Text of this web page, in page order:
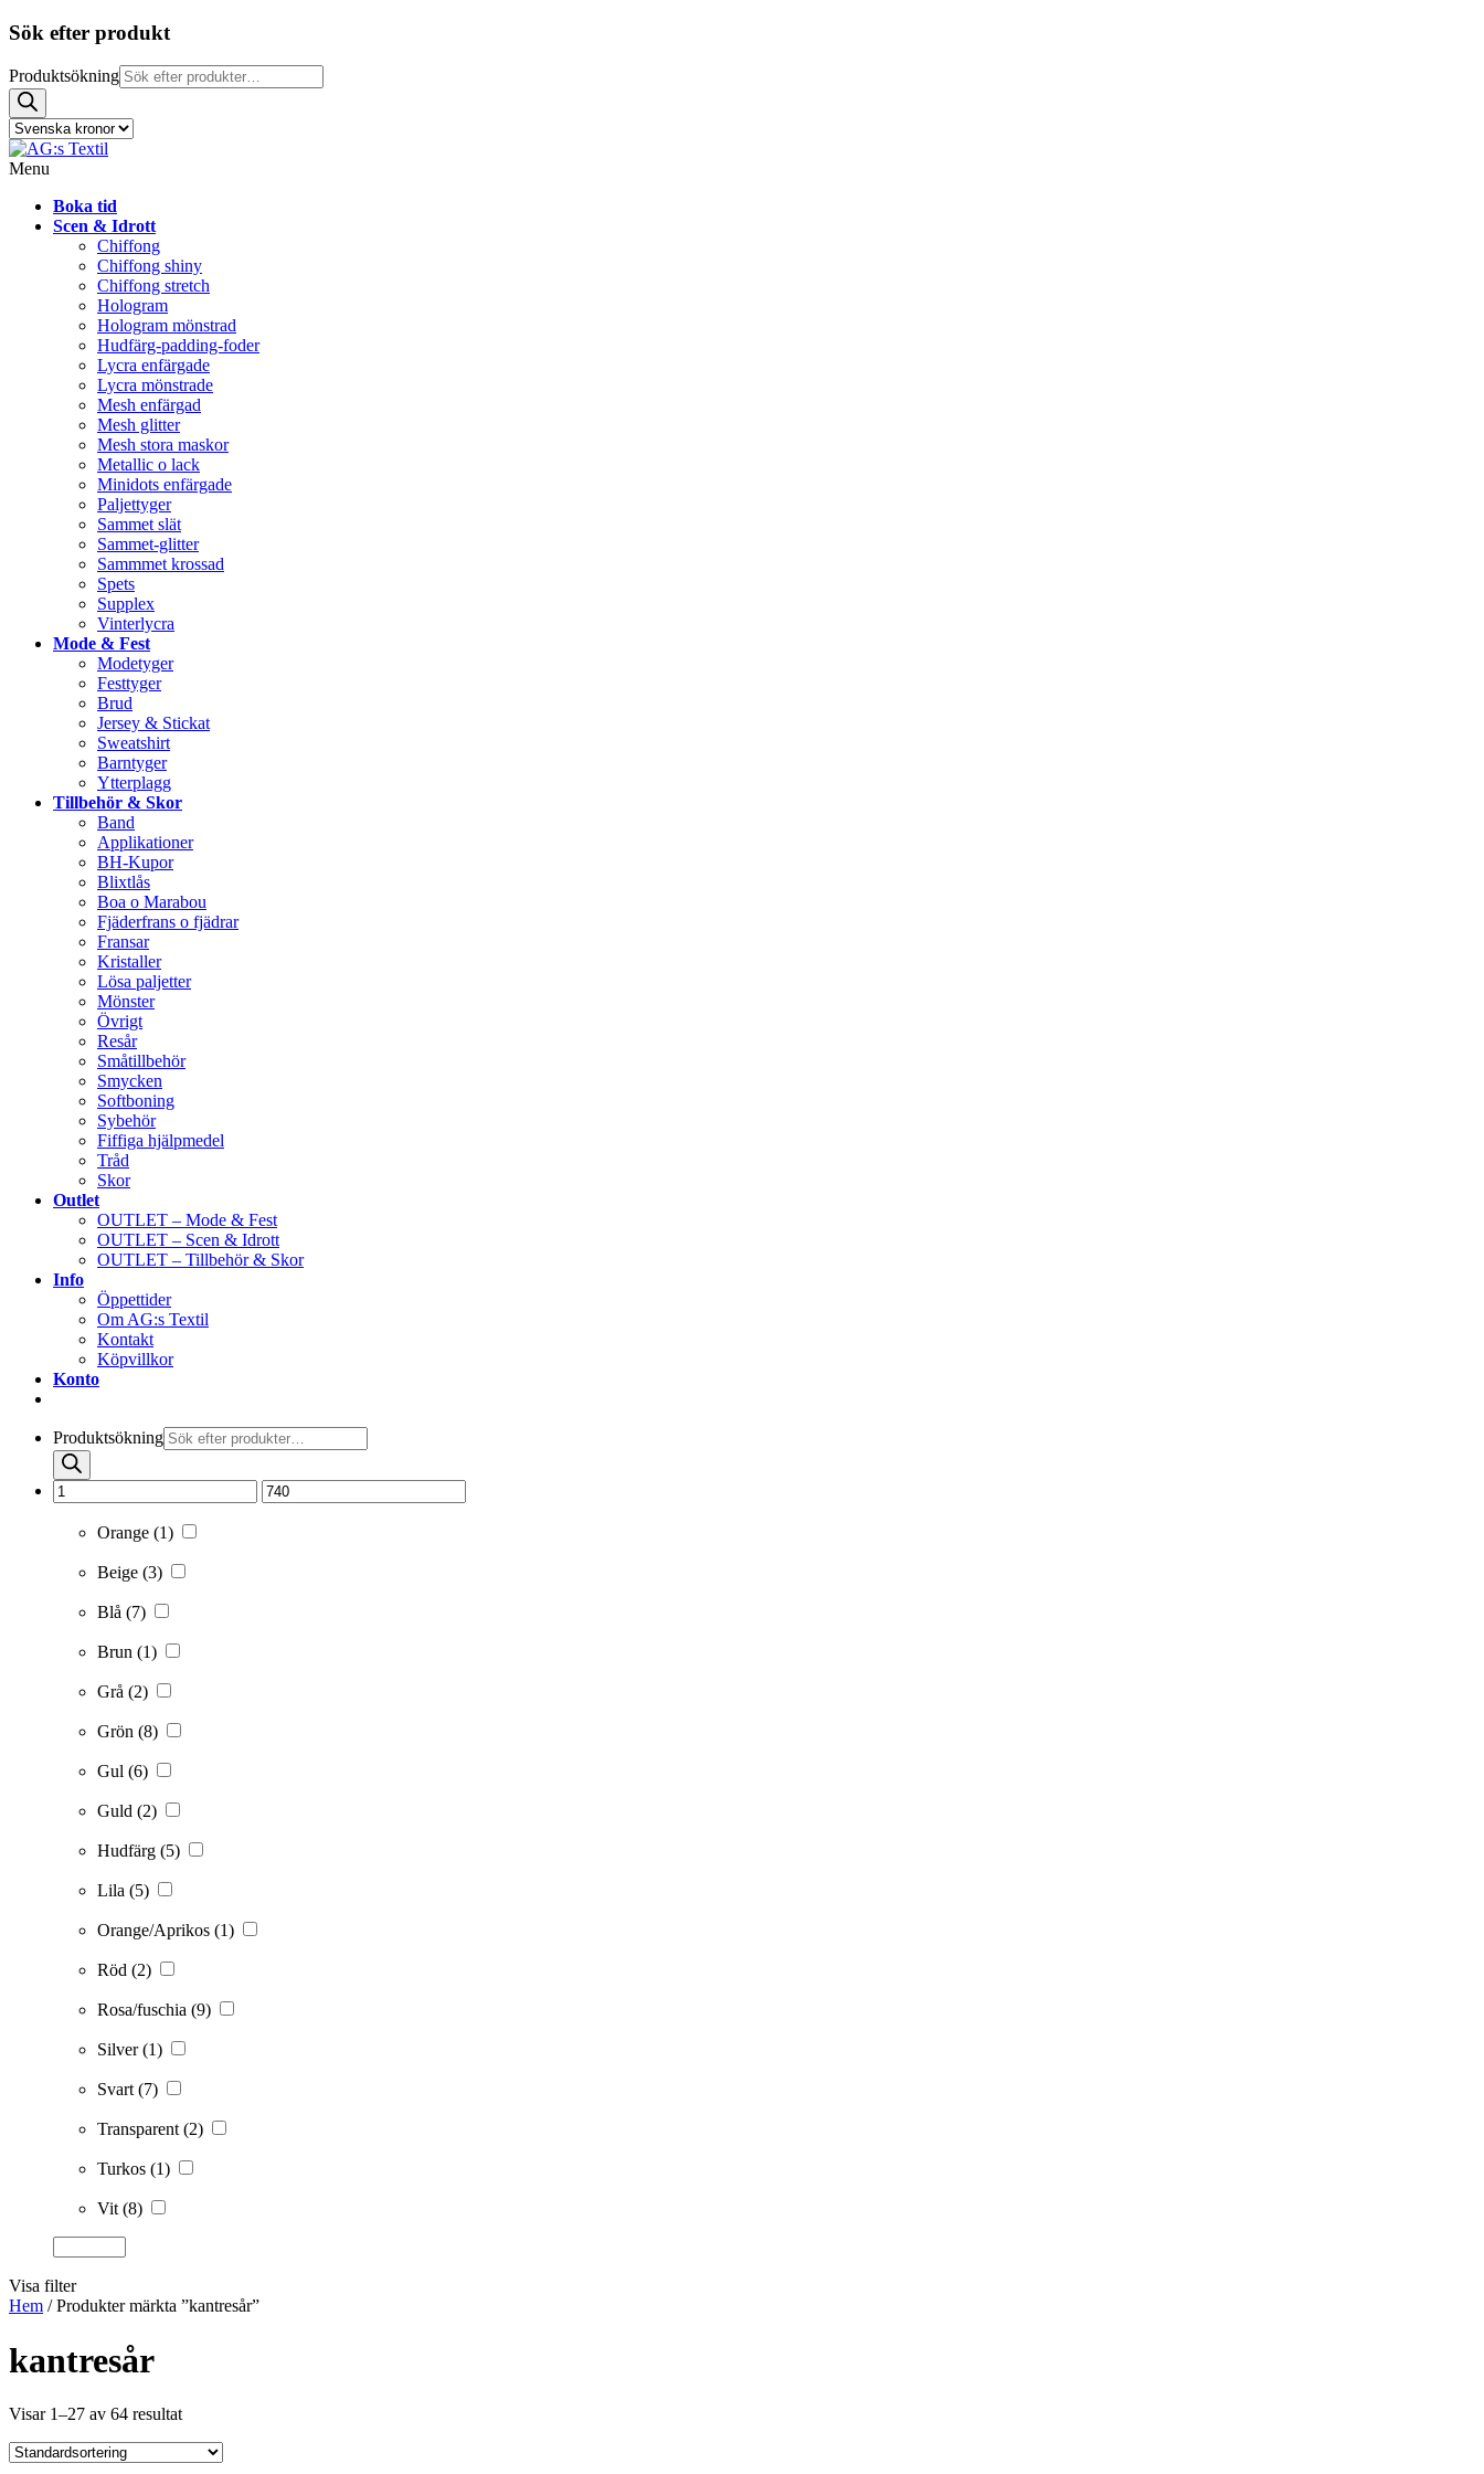
Sök efter produkt
Produktsökning
Menu
Boka tid
Scen & Idrott
Chiffong
Chiffong shiny
Chiffong stretch
Hologram
Hologram mönstrad
Hudfärg-padding-foder
Lycra enfärgade
Lycra mönstrade
Mesh enfärgad
Mesh glitter
Mesh stora maskor
Metallic o lack
Minidots enfärgade
Paljettyger
Sammet slät
Sammet-glitter
Sammmet krossad
Spets
Supplex
Vinterlycra
Mode & Fest
Modetyger
Festtyger
Brud
Jersey & Stickat
Sweatshirt
Barntyger
Ytterplagg
Tillbehör & Skor
Band
Applikationer
BH-Kupor
Blixtlås
Boa o Marabou
Fjäderfrans o fjädrar
Fransar
Kristaller
Lösa paljetter
Mönster
Övrigt
Resår
Småtillbehör
Smycken
Softboning
Sybehör
Fiffiga hjälpmedel
Tråd
Skor
Outlet
OUTLET – Mode & Fest
OUTLET – Scen & Idrott
OUTLET – Tillbehör & Skor
Info
Öppettider
Om AG:s Textil
Kontakt
Köpvillkor
Konto
Produktsökning
Orange (1)
Beige (3)
Blå (7)
Brun (1)
Grå (2)
Grön (8)
Gul (6)
Guld (2)
Hudfärg (5)
Lila (5)
Orange/Aprikos (1)
Röd (2)
Rosa/fuschia (9)
Silver(1)
Svart(7)
Transparent(2)
Turkos (1)
Vit(8)
Visa filter
Hem / Produkter märkta ”kantresår”
kantresår
Visar 1–27 av 64 resultat